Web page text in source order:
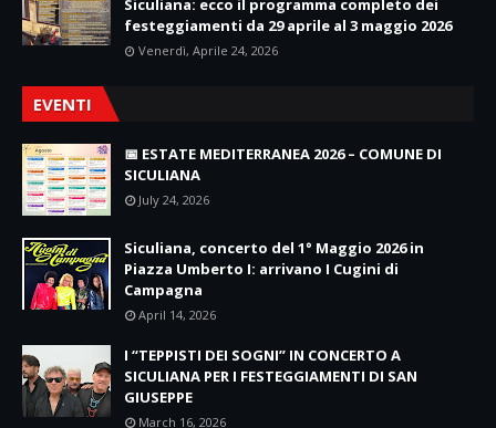
festeggiamenti da 29 aprile al 3 maggio 2026
Venerdì, Aprile 24, 2026
EVENTI
📅 ESTATE MEDITERRANEA 2026 – COMUNE DI
SICULIANA
July 24, 2026
Siculiana, concerto del 1° Maggio 2026 in
Piazza Umberto I: arrivano I Cugini di
Campagna
April 14, 2026
I “TEPPISTI DEI SOGNI” IN CONCERTO A
SICULIANA PER I FESTEGGIAMENTI DI SAN
GIUSEPPE
March 16, 2026